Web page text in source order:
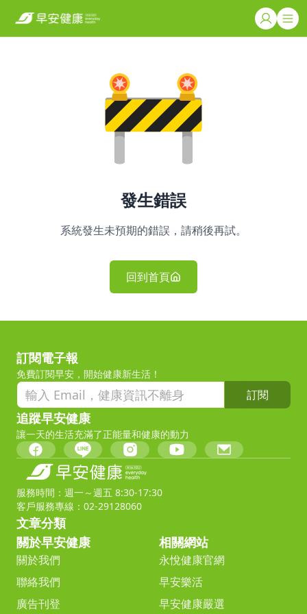
發生錯誤
系統發生未預期的錯誤，請稍後再試。
回到首頁
訂閱電子報
免費訂閱早安，開始健康新生活！
訂閱
追蹤早安健康
讓一天的生活充滿了正能量和健康的動力
服務時間：週一～週五 8:30-17:30
客戶服務專線：02-29128060
文章分類
關於早安健康
關於我們
聯絡我們
廣告刊登
相關網站
永悅健康官網
早安樂活
早安健康嚴選